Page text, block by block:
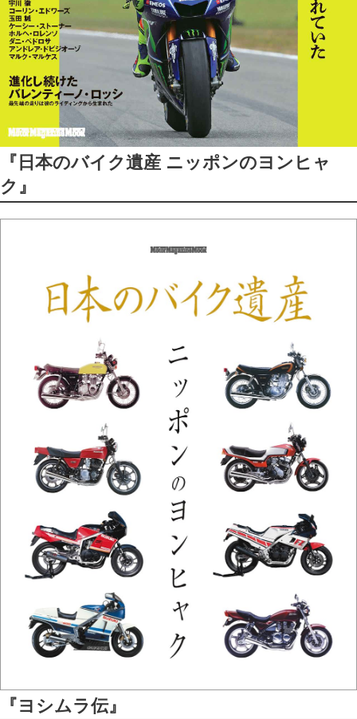
『日本のバイク遺産 ニッポンのヨンヒャ
ク』
『ヨシムラ伝』